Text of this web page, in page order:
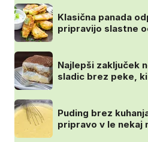
Klasična panada
pripravijo slastne
Najlepši zaključek
sladic brez peke,
Puding brez
pripravo v le nekaj